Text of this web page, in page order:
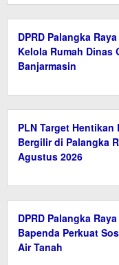
DPRD Palangka
Kelola Rumah Dinas
Banjarmasin
PLN Target Hentikan
Bergilir di Palangka
Agustus 2026
DPRD Palangka
Bapenda Perkuat
Air Tanah